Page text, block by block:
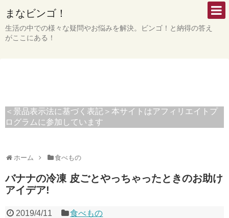
まなビンゴ！
生活の中での様々な疑問やお悩みを解決。ビンゴ！と納得の答え
がここにある！
＜景品表示法に基づく表記＞本サイトはアフィリエイトプ
ログラムに参加しています
ホーム 食べもの
バナナの冷凍 皮ごとやっちゃったときのお助け
アイデア!
2019/4/11 食べもの